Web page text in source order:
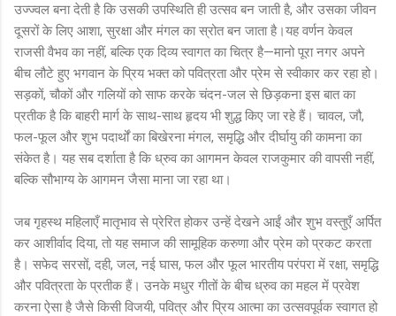
उज्ज्वल बना देती है कि उसकी उपस्थिति ही उत्सव बन जाती है, और उसका जीवन
दूसरों के लिए आशा, सुरक्षा और मंगल का स्रोत बन जाता है।यह वर्णन केवल
राजसी वैभव का नहीं, बल्कि एक दिव्य स्वागत का चित्र है—मानो पूरा नगर अपने
बीच लौटे हुए भगवान के प्रिय भक्त को पवित्रता और प्रेम से स्वीकार कर रहा हो।
सड़कों, चौकों और गलियों को साफ करके चंदन-जल से छिड़कना इस बात का
प्रतीक है कि बाहरी मार्ग के साथ-साथ हृदय भी शुद्ध किए जा रहे हैं। चावल, जौ,
फल-फूल और शुभ पदार्थों का बिखेरना मंगल, समृद्धि और दीर्घायु की कामना का
संकेत है। यह सब दर्शाता है कि ध्रुव का आगमन केवल राजकुमार की वापसी नहीं,
बल्कि सौभाग्य के आगमन जैसा माना जा रहा था।
जब गृहस्थ महिलाएँ मातृभाव से प्रेरित होकर उन्हें देखने आईं और शुभ वस्तुएँ अर्पित
कर आशीर्वाद दिया, तो यह समाज की सामूहिक करुणा और प्रेम को प्रकट करता
है। सफेद सरसों, दही, जल, नई घास, फल और फूल भारतीय परंपरा में रक्षा, समृद्धि
और पवित्रता के प्रतीक हैं। उनके मधुर गीतों के बीच ध्रुव का महल में प्रवेश
करना ऐसा है जैसे किसी विजयी, पवित्र और प्रिय आत्मा का उत्सवपूर्वक स्वागत हो